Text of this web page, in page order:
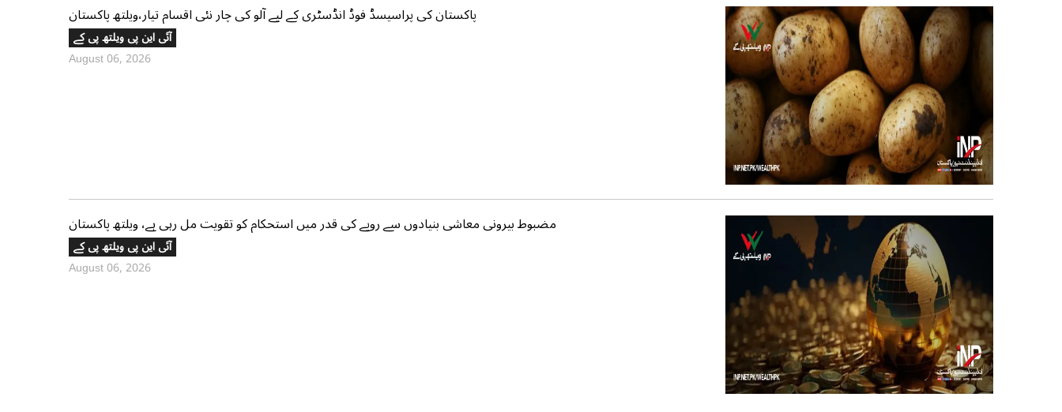
پاکستان کی پراسیسڈ فوڈ انڈسٹری کے لیے آلو کی چار نئی اقسام تیار،ویلتھ پاکستان
آئی این پی ویلتھ پی کے
August 06, 2026
مضبوط بیرونی معاشی بنیادوں سے روپے کی قدر میں استحکام کو تقویت مل رہی ہے، ویلتھ پاکستان
آئی این پی ویلتھ پی کے
August 06, 2026